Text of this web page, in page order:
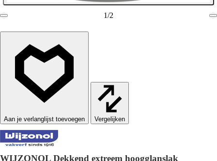
1/2
Vergelijken
WIJZONOL Dekkend extreem hoogglanslak